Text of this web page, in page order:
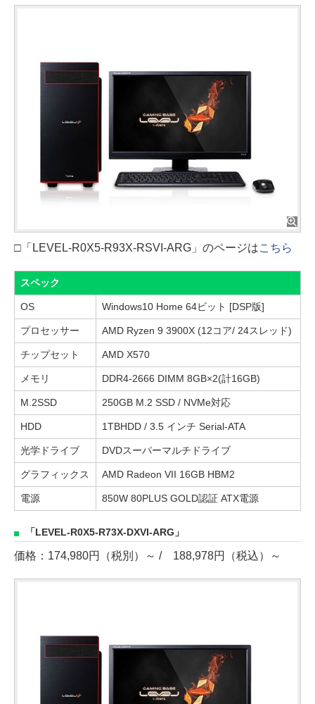
□「LEVEL-R0X5-R93X-RSVI-ARG」のページはこちら
スペック
OS Windows10 Home 64ビット [DSP版]
プロセッサー AMD Ryzen 9 3900X (12コア/ 24スレッド)
チップセット AMD X570
メモリ DDR4-2666 DIMM 8GB×2(計16GB)
M.2SSD 250GB M.2 SSD / NVMe対応
HDD 1TBHDD / 3.5 インチ Serial-ATA
光学ドライブ DVDスーパーマルチドライブ
グラフィックス AMD Radeon VII 16GB HBM2
電源 850W 80PLUS GOLD認証 ATX電源
「LEVEL-R0X5-R73X-DXVI-ARG」
価格：174,980円（税別）～ / 188,978円（税込）～